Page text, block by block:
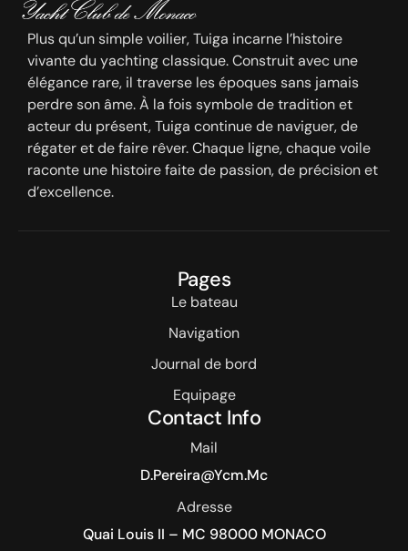
Plus qu’un simple voilier, Tuiga incarne l’histoire
vivante du yachting classique. Construit avec une
élégance rare, il traverse les époques sans jamais
perdre son âme. À la fois symbole de tradition et
acteur du présent, Tuiga continue de naviguer, de
régater et de faire rêver. Chaque ligne, chaque voile
raconte une histoire faite de passion, de précision et
d’excellence.
Pages
Le bateau
Navigation
Journal de bord
Equipage
Contact Info
Mail
D.pereira@ycm.mc
Adresse
Quai Louis II – MC 98000 MONACO